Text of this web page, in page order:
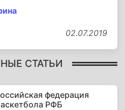
02.07.2019
СТАТЬИ
федерация
РФБ